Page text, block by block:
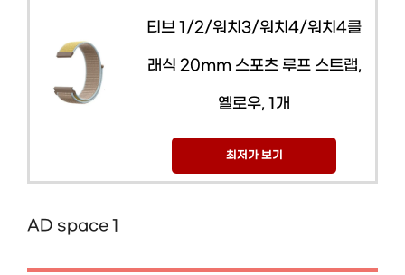
티브 1/2/워치3/워치4/워치4클
래식 20mm 스포츠 루프 스트랩,
옐로우, 1개
최저가 보기
AD space 1